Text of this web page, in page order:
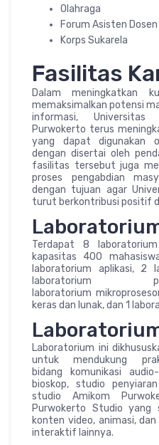
Olahraga
Forum Asisten Dosen
Korps Sukarela
Fasilitas
Dalam meningkatkan
memaksimalkan potensi
informasi, Universitas
Purwokerto terus
yang dapat digunakan
dengan disertai oleh
fasilitas tersebut juga
proses pengabdian
dengan tujuan agar
turut berkontribusi positif
Terdapat 8
kapasitas 400
laboratorium aplikasi, 2
laboratorium
laboratorium
keras dan lunak, dan 1
Laboratorium ini
untuk mendukung
bidang komunikasi
bioskop, studio
studio Amikom
Purwokerto Studio yang
konten video, animasi,
interaktif lainnya.